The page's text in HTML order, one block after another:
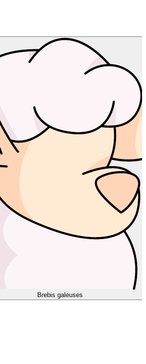
Brebis galeuses